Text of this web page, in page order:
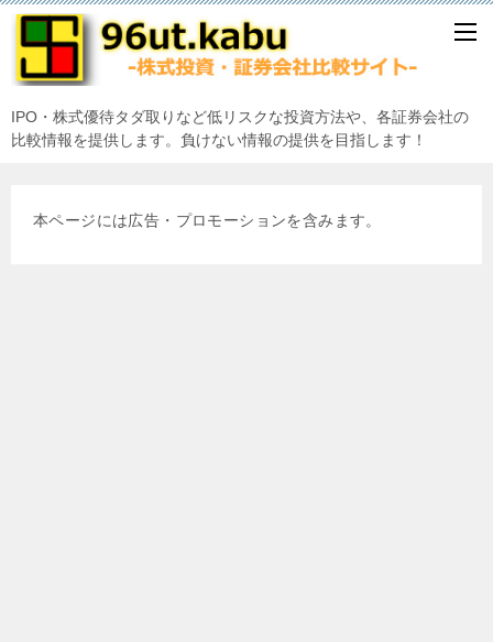
IPO・株式優待タダ取りなど低リスクな投資方法や、各証券会社の
比較情報を提供します。負けない情報の提供を目指します！
本ページには広告・プロモーションを含みます。